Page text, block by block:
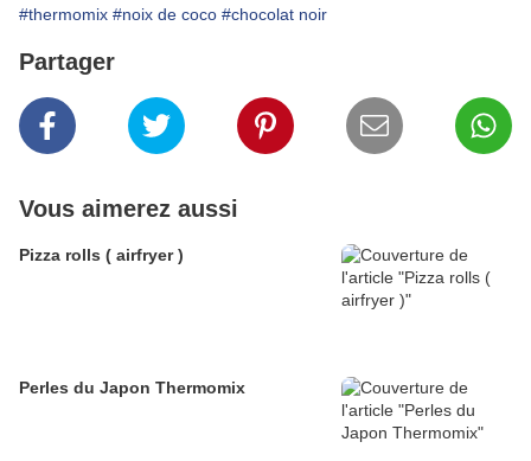
#thermomix #noix de coco #chocolat noir
Partager
Vous aimerez aussi
Pizza rolls ( airfryer )
Perles du Japon Thermomix